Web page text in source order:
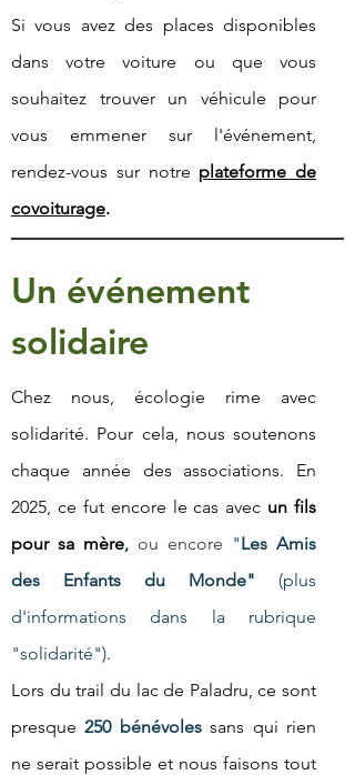
Si vous avez des places disponibles
dans votre voiture ou que vous
souhaitez trouver un véhicule pour
vous emmener sur l'événement,
rendez-vous sur notre plateforme de
covoiturage.
Un événement
solidaire
Chez nous, écologie rime avec
solidarité. Pour cela, nous soutenons
chaque année des associations. En
2025, ce fut encore le cas avec un fils
pour sa mère, ou encore "Les Amis
des Enfants du Monde" (plus
d'informations dans la rubrique
"solidarité").
Lors du trail du lac de Paladru, ce sont
presque250 bénévolessans qui rien
ne serait possible et nous faisons tout